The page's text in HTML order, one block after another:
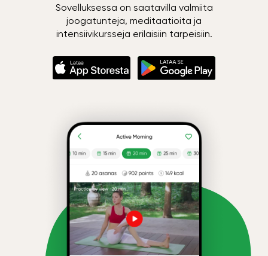
Sovelluksessa on saatavilla valmiita
joogatunteja, meditaatioita ja
intensiivikursseja erilaisiin tarpeisiin.